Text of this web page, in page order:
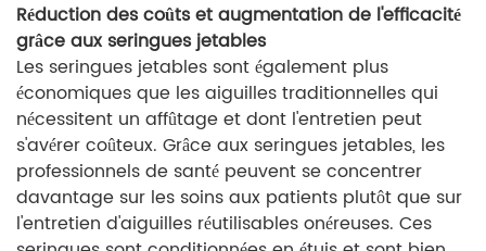
Réduction des coûts et augmentation de l'efficacité
grâce aux seringues jetables
Les seringues jetables sont également plus
économiques que les aiguilles traditionnelles qui
nécessitent un affûtage et dont l'entretien peut
s'avérer coûteux. Grâce aux seringues jetables, les
professionnels de santé peuvent se concentrer
davantage sur les soins aux patients plutôt que sur
l'entretien d'aiguilles réutilisables onéreuses. Ces